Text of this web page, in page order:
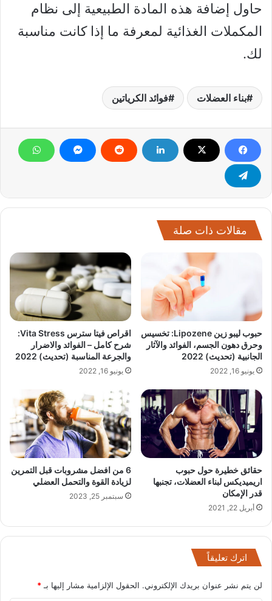
حاول إضافة هذه المادة الطبيعية إلى نظام
المكملات الغذائية لمعرفة ما إذا كانت مناسبة
لك.
بناء العضلات فوائد الكرياتين
مقالات ذات صلة
حبوب ليبو زين Lipozene: تخسيس
وحرق دهون الجسم، الفوائد والآثار
الجانبية (تحديث) 2022
يونيو 16, 2022
اقراص فيتا سترس Vita Stress:
شرح كامل – الفوائد والاضرار
والجرعة المناسبة (تحديث) 2022
يونيو 16, 2022
حقائق خطيرة حول حبوب
اريميديكس لبناء العضلات، تجنبها
قدر الإمكان
أبريل 22, 2021
6 من افضل مشروبات قبل التمرين
لزيادة القوة والتحمل العضلي
سبتمبر 25, 2023
اترك تعليقاً
لن يتم نشر عنوان بريدك الإلكتروني. الحقول الإلزامية مشار إليها بـ *